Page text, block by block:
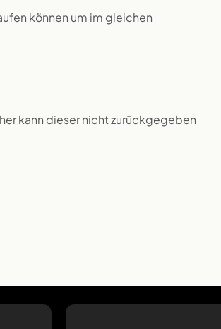
können um im gleichen
kann dieser nicht zurückgegeben